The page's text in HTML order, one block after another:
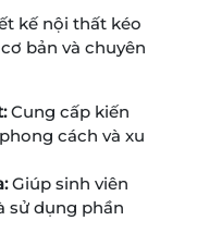
kế nội thất kéo
bản và chuyên
Cung cấp kiến
cách và xu
Giúp sinh viên
sử dụng phần